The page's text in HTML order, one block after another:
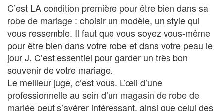
C’est LA condition première pour être bien dans sa
robe de mariage : choisir un modèle, un style qui
vous ressemble. Il faut que vous soyez vous-même
pour être bien dans votre robe et dans votre peau le
jour J. C’est essentiel pour garder un très bon
souvenir de votre mariage.
Le meilleur juge, c’est vous. L’œil d’une
professionnelle au sein d’un magasin de robe de
mariée peut s’avérer intéressant, ainsi que celui des